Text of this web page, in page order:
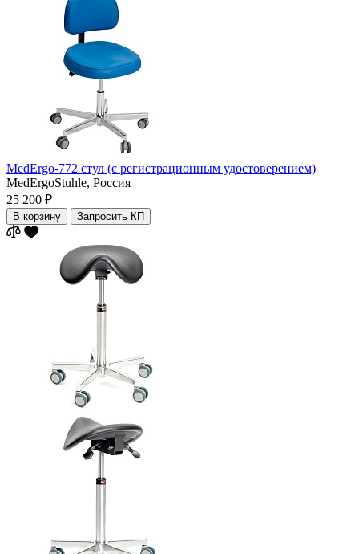
MedErgo-772 стул (с регистрационным удостоверением)
MedErgoStuhle, Россия
25 200 ₽
В корзину Запросить КП